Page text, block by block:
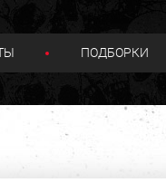
ПОДБОРКИ